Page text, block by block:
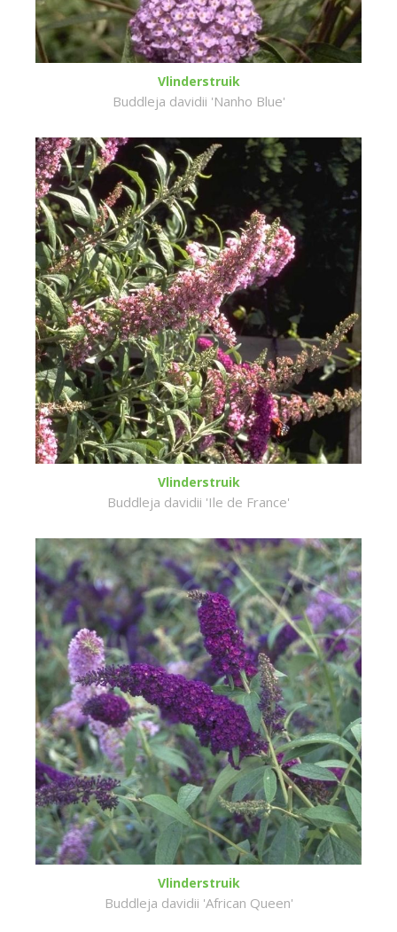
Vlinderstruik
Buddleja davidii 'Nanho Blue'
Vlinderstruik
Buddleja davidii 'Ile de France'
Vlinderstruik
Buddleja davidii 'African Queen'